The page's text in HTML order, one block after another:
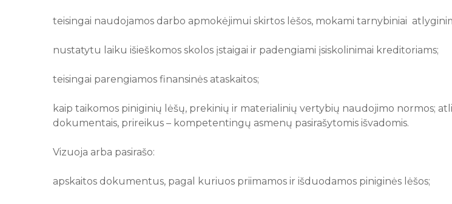
teisingai naudojamos darbo apmokėjimui skirtos lėšos, mokami tarnybiniai
nustatytu laiku išieškomos skolos įstaigai ir padengiami įsiskolinimai kreditoriams;
teisingai parengiamos finansinės ataskaitos;
kaip taikomos piniginių lėšų, prekinių ir materialinių vertybių naudojimo normos;
dokumentais, prireikus – kompetentingų asmenų pasirašytomis išvadomis.
Vizuoja arba pasirašo:
apskaitos dokumentus, pagal kuriuos priimamos ir išduodamos piniginės lėšos;